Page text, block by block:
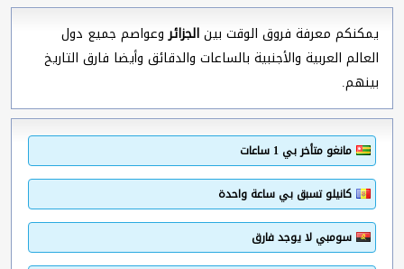
يمكنكم معرفة فروق الوقت بينالجزائروعواصم جميع دول
العالم العربية والأجنبية بالساعات والدقائق وأيضا فارق التاريخ
بينهم.
مانغو متأخر بي 1 ساعات
كانيلو تسبق بي ساعة واحدة
سومبي لا يوجد فارق